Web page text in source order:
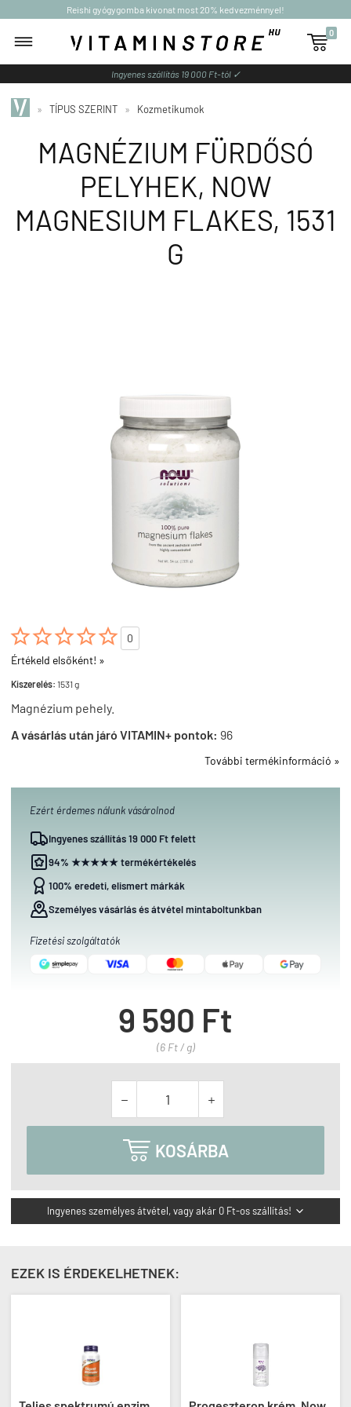
Reishi gyógygomba kivonat most 20% kedvezménnyel!

0
Ingyenes szállítás 19 000 Ft-tól ✓
» TÍPUS SZERINT » Kozmetikumok
MAGNÉZIUM FÜRDŐSÓ
PELYHEK, NOW
MAGNESIUM FLAKES, 1531
G

0
Értékeld elsőként! »
Kiszerelés: 1531 g
Magnézium pehely.
A vásárlás után járó VITAMIN+ pontok: 96
További termékinformáció »
Ezért érdemes nálunk vásárolnod
Ingyenes szállítás 19 000 Ft felett
94% ★★★★★ termékértékelés
100% eredeti, elismert márkák
Személyes vásárlás és átvétel mintaboltunkban
Fizetési szolgáltatók
9 590 Ft
(6 Ft / g)
 
 KOSÁRBA
Ingyenes személyes átvétel, vagy akár 0 Ft-os szállítás! 
EZEK IS ÉRDEKELHETNEK: